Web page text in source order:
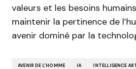
valeurs et les besoins
maintenir la pertinence de
avenir dominé par la
AVENIR DE L'HOMME IA INTELLIGENCE